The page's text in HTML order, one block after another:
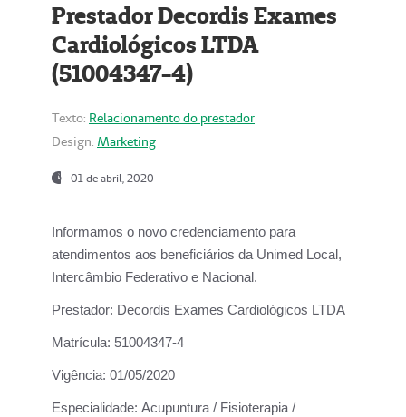
Prestador Decordis Exames
Cardiológicos LTDA
(51004347-4)
Texto: Relacionamento do prestador
Design: Marketing
01 de abril, 2020
Informamos o novo credenciamento para
atendimentos aos beneficiários da Unimed Local,
Intercâmbio Federativo e Nacional.
Prestador: Decordis Exames Cardiológicos LTDA
Matrícula: 51004347-4
Vigência: 01/05/2020
Especialidade: Acupuntura / Fisioterapia /